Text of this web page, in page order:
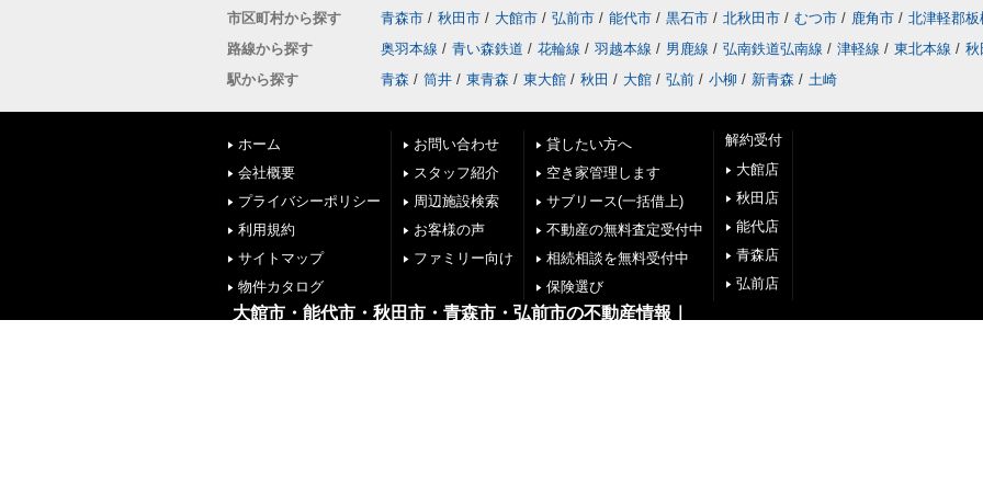
市区町村から探す 青森市 / 秋田市 / 大館市 / 弘前市 / 能代市 / 黒石市 / 北秋田市 / むつ市 / 鹿角市 / 北津軽郡板
路線から探す
奥羽本線 / 青い森鉄道 / 花輪線 / 羽越本線 / 男鹿線 / 弘南鉄道弘南線 / 津軽線 / 東北本線 / 秋
駅から探す
青森 / 筒井 / 東青森 / 東大館 / 秋田 / 大館 / 弘前 / 小柳 / 新青森 / 土崎
ホーム
会社概要
プライバシーポリシー
利用規約
サイトマップ
物件カタログ
お問い合わせ
スタッフ紹介
周辺施設検索
お客様の声
ファミリー向け
貸したい方へ
空き家管理します
サブリース(一括借上)
不動産の無料査定受付中
相続相談を無料受付中
保険選び
解約受付
大館店
秋田店
能代店
青森店
弘前店
大館市・能代市・秋田市・青森市・弘前市の不動産情報｜